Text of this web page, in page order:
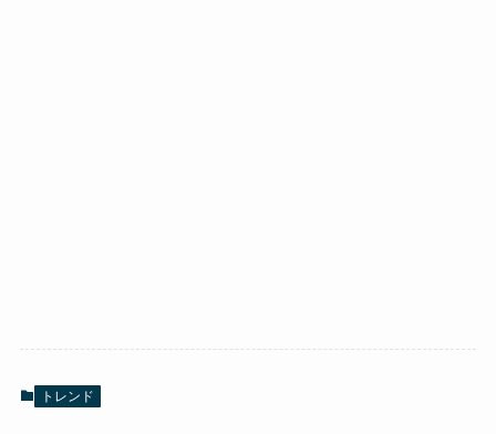
トレンド